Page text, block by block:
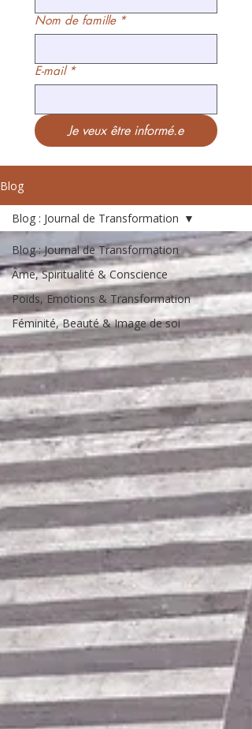
Nom de famille *
E-mail *
Je veux être informé.e
Blog
Blog : Journal de Transformation
Âme, Spiritualité & Conscience
Poids, Emotions & Transformation
Féminité, Beauté & Image de soi
Blog : Journal de Transformation